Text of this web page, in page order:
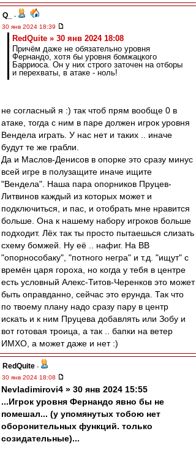
Q_
-
30 янв 2024 18:39
RedQuite » 30 янв 2024 18:08
Причём даже не обязательно уровня
Фернандо, хотя бы уровня бомжацкого
Барриоса. Он у них строго заточен на отборы
и перехваты, в атаке - ноль!
не согласный я :) так чтоб прям вообще 0 в
атаке, тогда с ним в паре должен игрок уровня
Вендела играть. У нас нет и таких .. иначе
будут те же грабли.
Да и Маслов-Денисов в опорке это сразу минус
всей игре в полузащите иначе ищите
"Вендела". Наша пара опорников Пруцев-
Литвинов каждый из которых может и
подключиться, и пас, и отобрать мне нравится
больше. Она к нашему набору игроков больше
подходит. Лёх так ты просто пытаешься слизать
схему бомжей. Ну её .. нафиг. На ВВ
"опорнособаку", "потного негра" и т.д. "ищут" с
времён царя гороха, но когда у тебя в центре
есть условный Алекс-Титов-Черенков это может
быть оправданно, сейчас это ерунда. Так что
по твоему плану надо сразу пару в центр
искать и к ним Пруцева добавлять или Зобу и
вот готовая троица, а так .. бапки на ветер
ИМХО, а может даже и нет :)
RedQuite -
30 янв 2024 18:08
Nevladimirovi4 » 30 янв 2024 15:55
...Игрок уровня Фернандо явно бы не
помешал... (у упомянутых тобою нет
оборонительных функций. только
созидательные)...